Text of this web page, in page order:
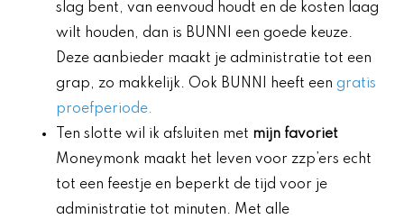
slag bent, van eenvoud houdt en de kosten laag
wilt houden, dan is BUNNI een goede keuze.
Deze aanbieder maakt je administratie tot een
grap, zo makkelijk. Ook BUNNI heeft een gratis
proefperiode.
Ten slotte wil ik afsluiten met mijn favoriet
Moneymonk maakt het leven voor zzp’ers echt
tot een feestje en beperkt de tijd voor je
administratie tot minuten. Met alle